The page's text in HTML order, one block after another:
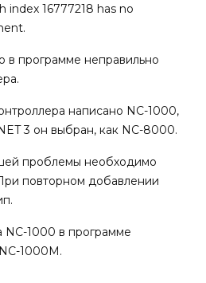
16777218 has no
в программе неправильно
написано NC-1000,
3 он выбран, как NC-8000.
проблемы необходимо
повторном добавлении
NC-1000 в программе
1000M.